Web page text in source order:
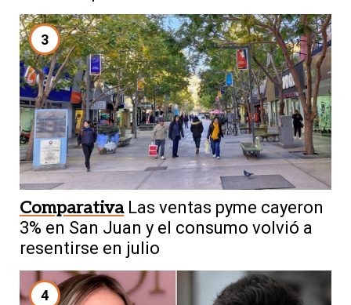
3
Comparativa Las ventas pyme cayeron
3% en San Juan y el consumo volvió a
resentirse en julio
4